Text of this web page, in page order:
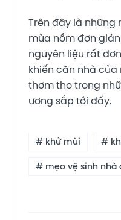
Trên đây là những
mùa nồm đơn
nguyên liệu rất
khiến căn nhà của
thơm tho trong
ương sắp tới đấy.
# khử mùi
#
# mẹo vệ sinh nhà